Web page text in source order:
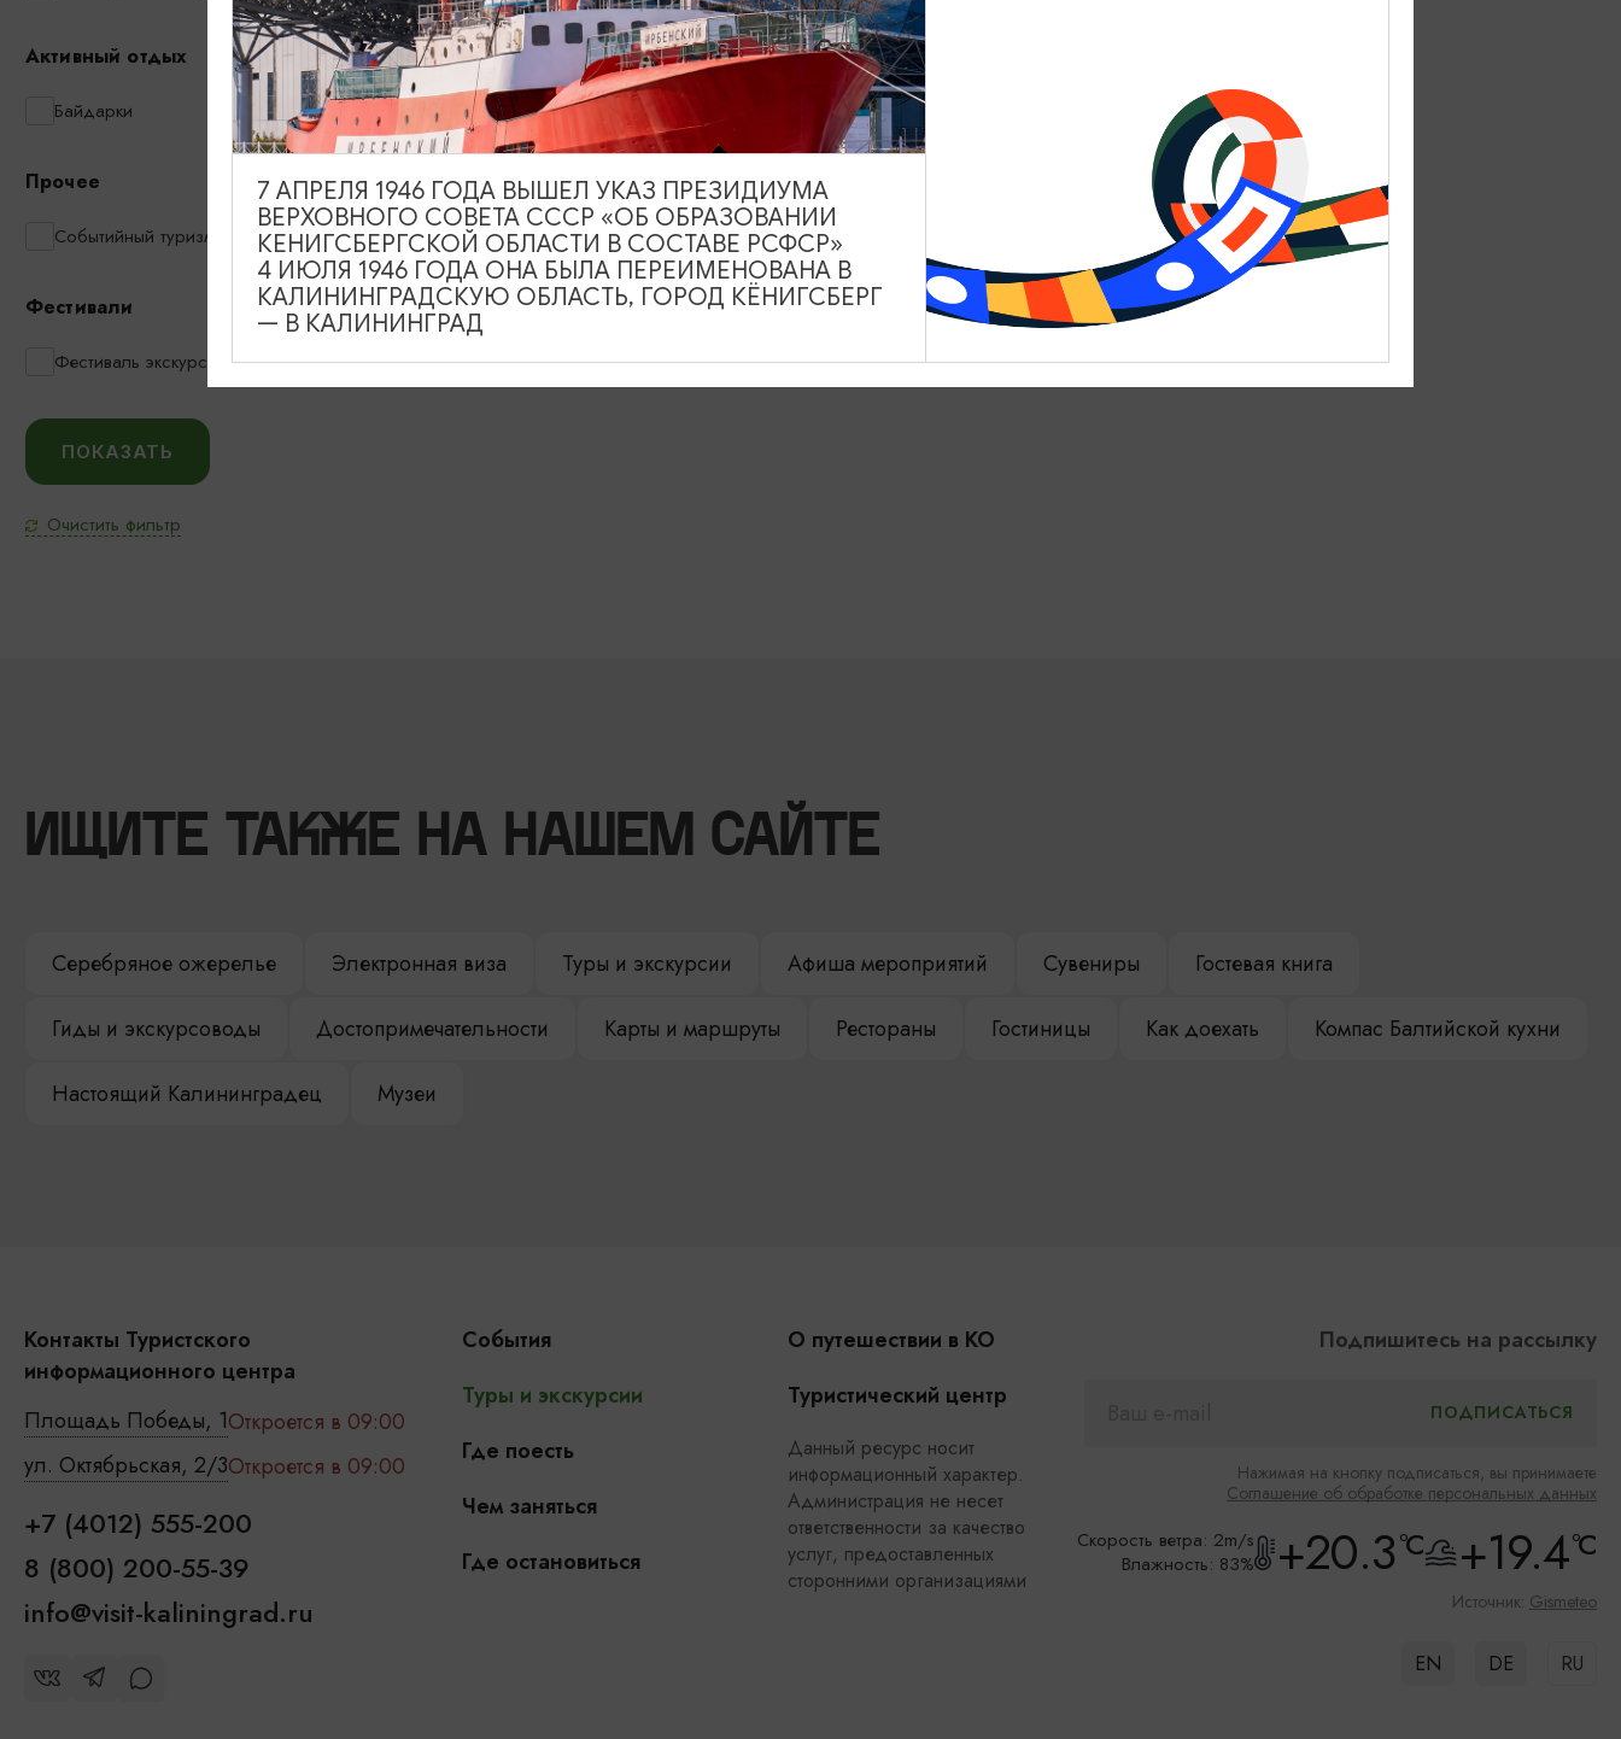
Активный отдых
Байдарки
Прочее
Событийный туризм
Фестивали
Фестиваль экскурсий
ИЩИТЕ ТАКЖЕ НА НАШЕМ САЙТЕ
Серебряное ожерелье Электронная виза Туры и экскурсии Афиша мероприятий Сувениры Гостевая книга
Гиды и экскурсоводы Достопримечательности Карты и маршруты Рестораны Гостиницы Как доехать Компас Балтийской кухни
Настоящий Калининградец Музеи
Контакты Туристского
информационного центра
Площадь Победы, 1Откроется в 09:00
ул. Октябрьская, 2/3Откроется в 09:00
+7 (4012) 555-200
8 (800) 200-55-39
info@visit-kaliningrad.ru
События
Туры и экскурсии
Где поесть
Чем заняться
Где остановиться
О путешествии в КО
Туристический центр
Данный ресурс носит
информационный характер.
Администрация не несет
ответственности за качество
услуг, предоставленных
сторонними организациями
Подпишитесь на рассылку
Нажимая на кнопку подписаться, вы принимаете
Соглашение об обработке персональных данных
Скорость ветра: 2m/s
Влажность: 83%
+20.3°C +19.4°C
Источник: Gismeteo
EN DE RU
7 АПРЕЛЯ 1946 ГОДА ВЫШЕЛ УКАЗ ПРЕЗИДИУМА
ВЕРХОВНОГО СОВЕТА СССР «ОБ ОБРАЗОВАНИИ
КЕНИГСБЕРГСКОЙ ОБЛАСТИ В СОСТАВЕ РСФСР»
4 ИЮЛЯ 1946 ГОДА ОНА БЫЛА ПЕРЕИМЕНОВАНА В
КАЛИНИНГРАДСКУЮ ОБЛАСТЬ, ГОРОД КЁНИГСБЕРГ
— В КАЛИНИНГРАД